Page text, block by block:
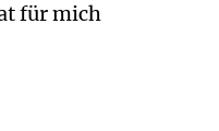
für mich